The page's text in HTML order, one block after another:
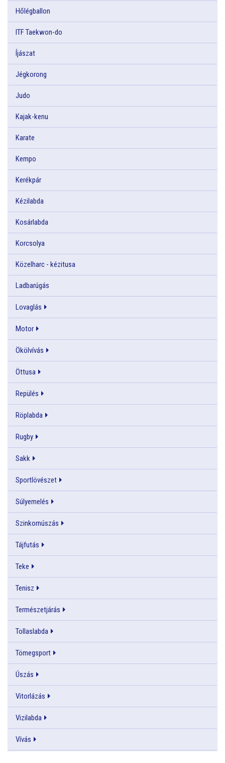
Hőlégballon
ITF Taekwon-do
Íjászat
Jégkorong
Judo
Kajak-kenu
Karate
Kempo
Kerékpár
Kézilabda
Kosárlabda
Korcsolya
Közelharc - kézitusa
Ladbarúgás
Lovaglás
Motor
Ökölvívás
Öttusa
Repülés
Röplabda
Rugby
Sakk
Sportlövészet
Súlyemelés
Szinkornúszás
Tájfutás
Teke
Tenisz
Természetjárás
Tollaslabda
Tömegsport
Úszás
Vitorlázás
Vizilabda
Vívás